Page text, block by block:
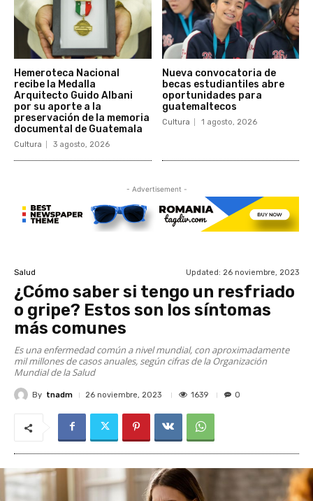
Hemeroteca Nacional
recibe la Medalla
Arquitecto Guido Albani
por su aporte a la
preservación de la memoria
documental de Guatemala
Cultura 3 agosto, 2026
Nueva convocatoria de
becas estudiantiles abre
oportunidades para
guatemaltecos
Cultura 1 agosto, 2026
- Advertisement -